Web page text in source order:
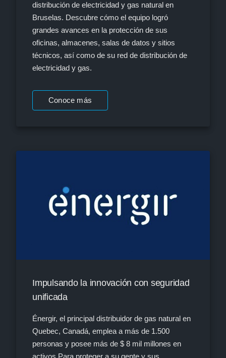
distribución de electricidad y gas natural en
Bruselas. Descubre cómo el equipo logró
grandes avances en la protección de sus
oficinas, almacenes, salas de datos y sitios
técnicos, así como de su red de distribución de
electricidad y gas.
Conoce más
Impulsando la innovación con seguridad
unificada
Énergir, el principal distribuidor de gas natural en
Quebec, Canadá, emplea a más de 1.500
personas y posee más de $ 8 mil millones en